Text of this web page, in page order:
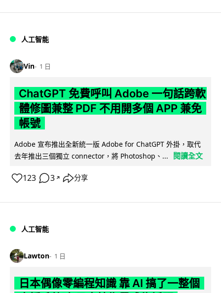
人工智能
Vin 1 日
ChatGPT 免費呼叫 Adobe 一句話跨軟
體修圖兼整 PDF 不用開多個 APP 兼免
帳號
Adobe 宣布推出全新統一版 Adobe for ChatGPT 外掛，取代
去年推出三個獨立 connector，將 Photoshop、...
閱讀全文
123 3 ↗ 分享
人工智能
Lawton 1 日
日本偶像零編程知識 靠 AI 搞了一整個